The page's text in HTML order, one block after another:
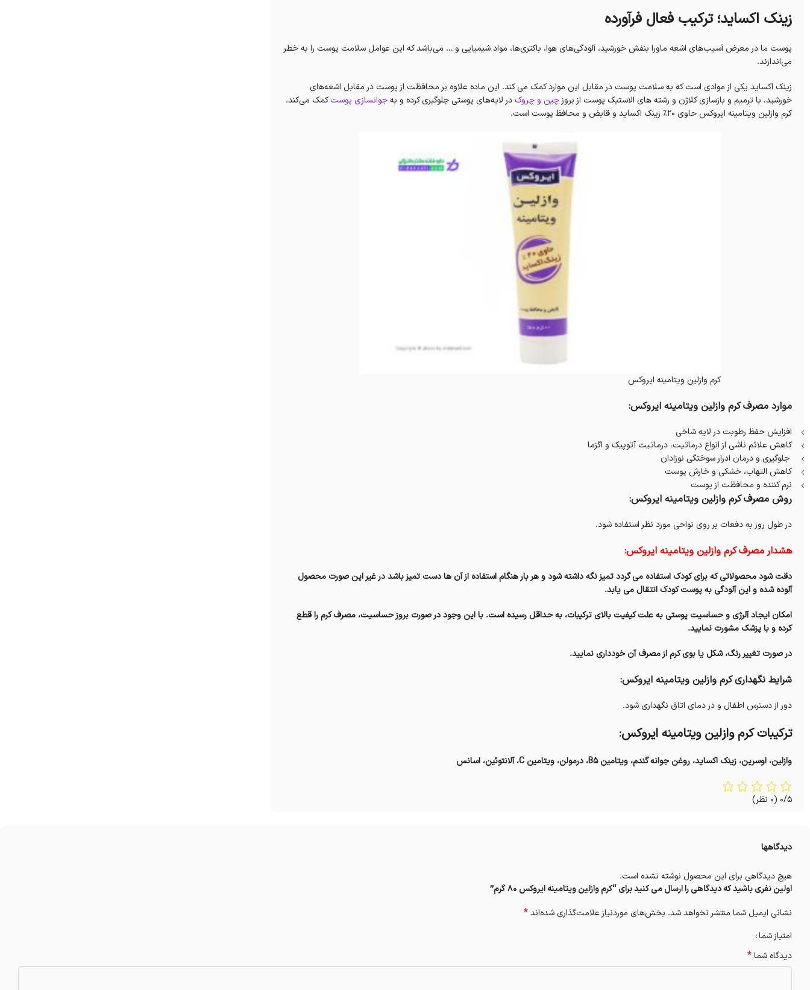
زینک اکساید؛ ترکیب فعال فرآورده
پوست ما در معرض آسیب‌های اشعه ماورا بنفش خورشید، آلودگی‌های هوا، باکتری‌ها، مواد شیمیایی و … می‌باشد که این عوامل سلامت پوست را به خطر
می‌اندازند.
زینک اکساید یکی از موادی است که به سلامت پوست در مقابل این موارد کمک می کند. این ماده علاوه بر محافظت از پوست در مقابل اشعه‌های
خورشید، با ترمیم و بازسازی کلاژن و رشته های الاستیک پوست از بروزچین و چروک در لایه‌های پوستی جلوگیری کرده و بهجوانسازی پوستکمک می‌کند.
کرم وازلین ویتامینه ایروکس حاوی 20% زینک اکساید و قابض و محافظ پوست است.
کرم وازلین ویتامینه ایروکس
موارد مصرف کرم وازلین ویتامینه ایروکس:
افزایش حفظ رطوبت در لایه شاخی
کاهش علائم ناشی از انواع درماتیت، درماتیت آتوپیک و اگزما
جلوگیری و درمان ادرار سوختگی نوزادان
کاهش التهاب، خشکی و خارش پوست
نرم کننده و محافظت از پوست
روش مصرف کرم وازلین ویتامینه ایروکس:
در طول روز به دفعات بر روی نواحی مورد نظر استفاده شود.
هشدار مصرف کرم وازلین ویتامینه ایروکس:
دقت شود محصولاتی که برای کودک استفاده می گردد تمیز نگه داشته شود و هر بار هنگام استفاده از آن ها دست تمیز باشد در غیر این صورت محصول
آلوده شده و این آلودگی به پوست کودک انتقال می یابد.
امکان ایجاد آلرژی و حساسیت پوستی به علت کیفیت بالای ترکیبات، به حداقل رسیده است. با این وجود در صورت بروز حساسیت، مصرف کرم را قطع
کرده و با پزشک مشورت نمایید.
در صورت تغییر رنگ، شکل یا بوی کرم از مصرف آن خودداری نمایید.
شرایط نگهداری کرم وازلین ویتامینه ایروکس:
دور از دسترس اطفال و در دمای اتاق نگهداری شود.
ترکیبات کرم وازلین ویتامینه ایروکس:
وازلین، اوسرین، زینک اکساید، روغن جوانه گندم، ویتامین B۵، درمولن، ویتامین C، آلانتوئین، اسانس
0/5 (0 نظر)
دیدگاهها
هیچ دیدگاهی برای این محصول نوشته نشده است.
اولین نفری باشید که دیدگاهی را ارسال می کنید برای “کرم وازلین ویتامینه ایروکس 80 گرم”
نشانی ایمیل شما منتشر نخواهد شد. بخش‌های موردنیاز علامت‌گذاری شده‌اند*
امتیاز شما
دیدگاه شما*